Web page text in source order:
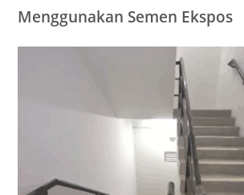
Menggunakan Semen Ekspos